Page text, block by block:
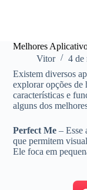
Melhores
Vitor
4 de
Existem diversos
explorar opções de
características e
alguns dos
Perfect Me – Esse
que permitem
Ele foca em